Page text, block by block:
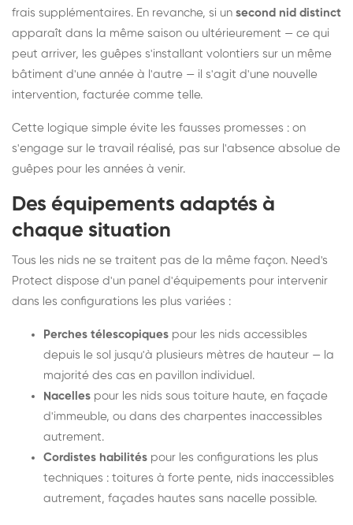
frais supplémentaires. En revanche, si un second nid distinct
apparaît dans la même saison ou ultérieurement — ce qui
peut arriver, les guêpes s'installant volontiers sur un même
bâtiment d'une année à l'autre — il s'agit d'une nouvelle
intervention, facturée comme telle.
Cette logique simple évite les fausses promesses : on
s'engage sur le travail réalisé, pas sur l'absence absolue de
guêpes pour les années à venir.
Des équipements adaptés à
chaque situation
Tous les nids ne se traitent pas de la même façon. Need's
Protect dispose d'un panel d'équipements pour intervenir
dans les configurations les plus variées :
Perches télescopiques pour les nids accessibles
depuis le sol jusqu'à plusieurs mètres de hauteur — la
majorité des cas en pavillon individuel.
Nacelles pour les nids sous toiture haute, en façade
d'immeuble, ou dans des charpentes inaccessibles
autrement.
Cordistes habilités pour les configurations les plus
techniques : toitures à forte pente, nids inaccessibles
autrement, façades hautes sans nacelle possible.